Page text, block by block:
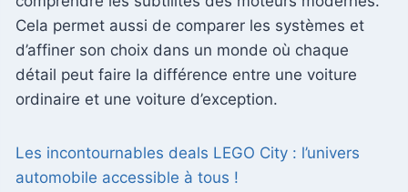
Cela permet aussi de comparer les systèmes et
d’affiner son choix dans un monde où chaque
détail peut faire la différence entre une voiture
ordinaire et une voiture d’exception.
Les incontournables deals LEGO City : l’univers
automobile accessible à tous !